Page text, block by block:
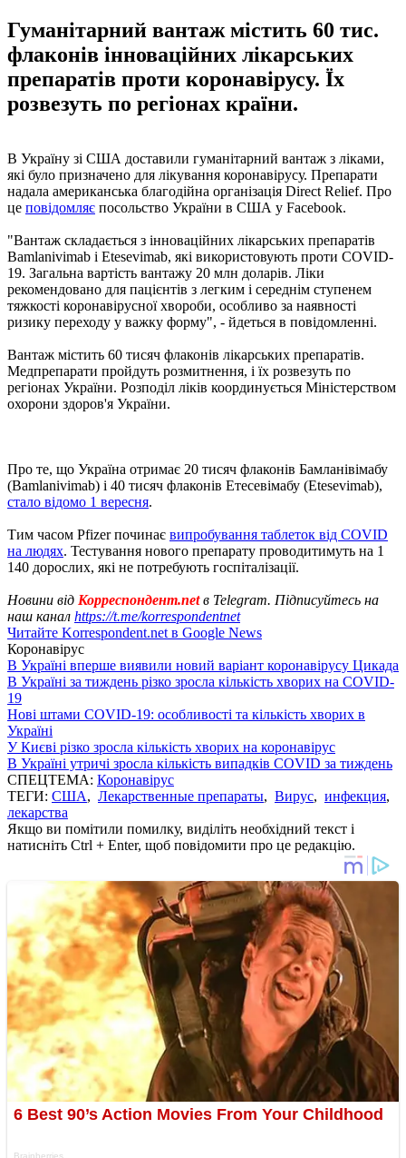
Гуманітарний вантаж містить 60 тис.
флаконів інноваційних лікарських
препаратів проти коронавірусу. Їх
розвезуть по регіонах країни.
В Україну зі США доставили гуманітарний вантаж з ліками,
які було призначено для лікування коронавірусу. Препарати
надала американська благодійна організація Direct Relief. Про
це повідомляє посольство України в США у Facebook.
"Вантаж складається з інноваційних лікарських препаратів
Bamlanivimab і Etesevimab, які використовують проти COVID-
19. Загальна вартість вантажу 20 млн доларів. Ліки
рекомендовано для пацієнтів з легким і середнім ступенем
тяжкості коронавірусної хвороби, особливо за наявності
ризику переходу у важку форму", - йдеться в повідомленні.
Вантаж містить 60 тисяч флаконів лікарських препаратів.
Медпрепарати пройдуть розмитнення, і їх розвезуть по
регіонах України. Розподіл ліків координується Міністерством
охорони здоров'я України.
Про те, що Україна отримає 20 тисяч флаконів Бамланівімабу
(Bamlanivimab) і 40 тисяч флаконів Етесевімабу (Etesevimab),
стало відомо 1 вересня.
Тим часом Pfizer починає випробування таблеток від COVID
на людях. Тестування нового препарату проводитимуть на 1
140 дорослих, які не потребують госпіталізації.
Новини від Корреспондент.netв Telegram. Підписуйтесь на
наш канал https://t.me/korrespondentnet
Читайте Korrespondent.net в Google News
Коронавірус
В Україні вперше виявили новий варіант коронавірусу Цикада
В Україні за тиждень різко зросла кількість хворих на COVID-
19
Нові штами COVID-19: особливості та кількість хворих в
Україні
У Києві різко зросла кількість хворих на коронавірус
В Україні утричі зросла кількість випадків COVID за тиждень
СПЕЦТЕМА: Коронавірус
ТЕГИ: США, Лекарственные препараты, Вирус, инфекция,
лекарства
Якщо ви помітили помилку, виділіть необхідний текст і
натисніть Ctrl + Enter, щоб повідомити про це редакцію.